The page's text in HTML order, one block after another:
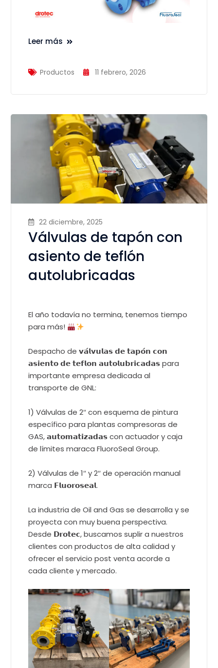
Leer más
Productos 11 febrero, 2026
22 diciembre, 2025
Válvulas de tapón con
asiento de teflón
autolubricadas
El año todavía no termina, tenemos tiempo
para más!
Despacho de 𝘃𝗮́𝗹𝘃𝘂𝗹𝗮𝘀 𝗱𝗲 𝘁𝗮𝗽𝗼́𝗻 𝗰𝗼𝗻
𝗮𝘀𝗶𝗲𝗻𝘁𝗼 𝗱𝗲 𝘁𝗲𝗳𝗹𝗼𝗻 𝗮𝘂𝘁𝗼𝗹𝘂𝗯𝗿𝗶𝗰𝗮𝗱𝗮𝘀 para
importante empresa dedicada al
transporte de GNL:
1) Válvulas de 2″ con esquema de pintura
específico para plantas compresoras de
GAS, 𝗮𝘂𝘁𝗼𝗺𝗮𝘁𝗶𝘇𝗮𝗱𝗮𝘀 con actuador y caja
de límites maraca FluoroSeal Group.
2) Válvulas de 1″ y 2″ de operación manual
marca 𝗙𝗹𝘂𝗼𝗿𝗼𝘀𝗲𝗮𝗹.
La industria de Oil and Gas se desarrolla y se
proyecta con muy buena perspectiva.
Desde 𝗗𝗿𝗼𝘁𝗲𝗰, buscamos suplir a nuestros
clientes con productos de alta calidad y
ofrecer el servicio post venta acorde a
cada cliente y mercado.